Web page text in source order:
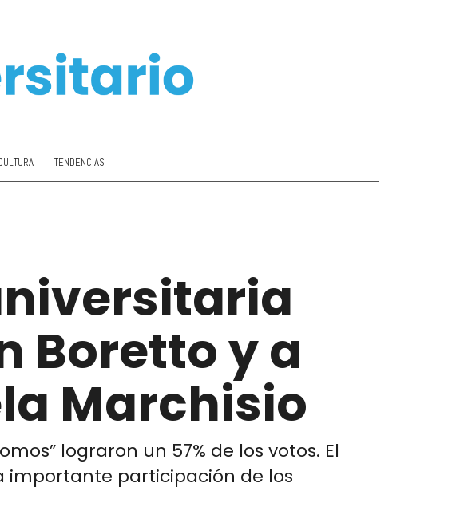
TENDENCIAS
Boretto y a
Marchisio
lograron un 57% de los votos. El
importante participación de los